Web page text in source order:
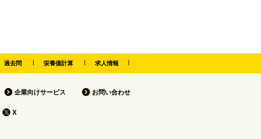
過去問 栄養価計算 求人情報
企業向けサービス お問い合わせ
X